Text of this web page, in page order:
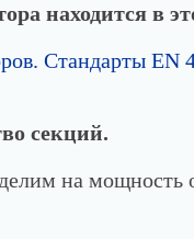
находится в
Стандарты EN
секций.
на мощность